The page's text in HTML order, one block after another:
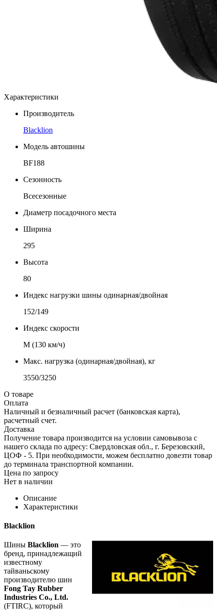
Характеристики
Производитель
Blacklion
Модель автошины
BF188
Сезонность
Всесезонные
Диаметр посадочного места
Ширина
295
Высота
80
Индекс нагрузки шины одинарная/двойная
152/149
Индекс скорости
М (130 км/ч)
Макс. нагрузка (одинарная/двойная), кг
3550/3250
О товаре
Оплата
Наличный и безналичный расчет (банковская карта),
расчетный счет.
Доставка
Получение товара производится на условии самовывоза с
нашего склада по адресу: Свердловская обл., г. Березовский,
ЦОФ - 5. При необходимости, можем бесплатно довезти товар
до терминала транспортной компании.
Цена по запросу
Нет в наличии
Описание
Характеристики
Blacklion
Шины Blacklion — это
бренд, принадлежащий
известному
тайваньскому
производителю шин
Fong Tay Rubber
Industries Co., Ltd.
(FTIRC), который